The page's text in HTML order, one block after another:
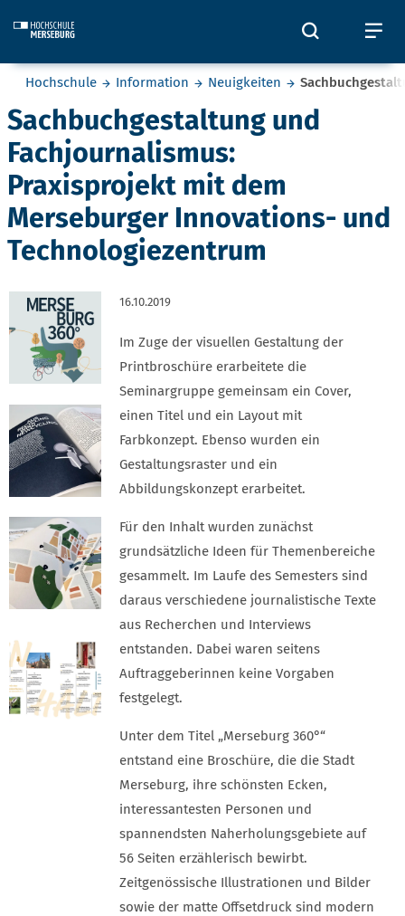
Öffnet
Sie befinden sich hier:
Hochschule Information Neuigkeiten
Sachbuchgestaltung und
Fachjournalismus:
Praxisprojekt mit dem
Merseburger Innovations- und
Technologiezentrum
16.10.2019
Im Zuge der visuellen Gestaltung der
Printbroschüre erarbeitete die
Seminargruppe gemeinsam ein Cover,
einen Titel und ein Layout mit
Farbkonzept. Ebenso wurden ein
Gestaltungsraster und ein
Abbildungskonzept erarbeitet.
Für den Inhalt wurden zunächst
grundsätzliche Ideen für Themenbereiche
gesammelt. Im Laufe des Semesters sind
daraus verschiedene journalistische Texte
aus Recherchen und Interviews
entstanden. Dabei waren seitens
Auftraggeberinnen keine Vorgaben
festgelegt.
Unter dem Titel „Merseburg 360°“
entstand eine Broschüre, die die Stadt
Merseburg, ihre schönsten Ecken,
interessantesten Personen und
spannendsten Naherholungsgebiete auf
56 Seiten erzählerisch bewirbt.
Zeitgenössische Illustrationen und Bilder
sowie der matte Offsetdruck sind modern